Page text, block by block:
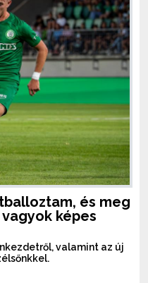
és meg
képes
valamint az új